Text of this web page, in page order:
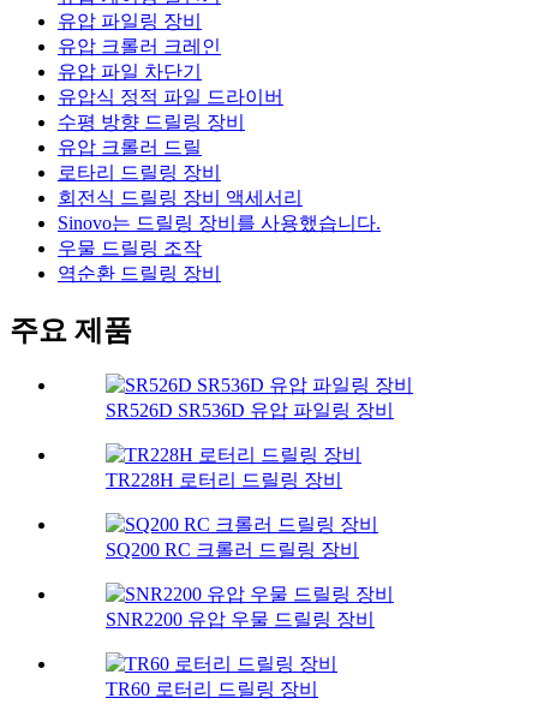
유압 파일링 장비
유압 크롤러 크레인
유압 파일 차단기
유압식 정적 파일 드라이버
수평 방향 드릴링 장비
유압 크롤러 드릴
로타리 드릴링 장비
회전식 드릴링 장비 액세서리
Sinovo는 드릴링 장비를 사용했습니다.
우물 드릴링 조작
역순환 드릴링 장비
주요 제품
SR526D SR536D 유압 파일링 장비
TR228H 로터리 드릴링 장비
SQ200 RC 크롤러 드릴링 장비
SNR2200 유압 우물 드릴링 장비
TR60 로터리 드릴링 장비